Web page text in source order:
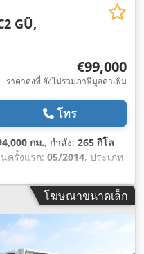
GÜ,
€99,000
ราคาคงที่ ยังไม่รวมภาษีมูลค่าเพิ่ม
โทร
กม., กำลัง: 265 กิโล
ครั้งแรก: 05/2014, ประเภท
เภทเกียร์:
, เบรก:รีทาร์เดอร์, อุปกรณ์:
งปรับอากาศ, เอบีเอส,
โฆษณาขนาดเล็ก